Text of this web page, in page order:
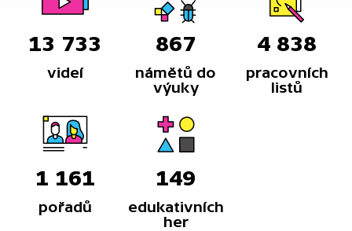
13 733
videí
867
námětů do
výuky
4 838
pracovních
listů
1 161
pořadů
149
edukativních
her